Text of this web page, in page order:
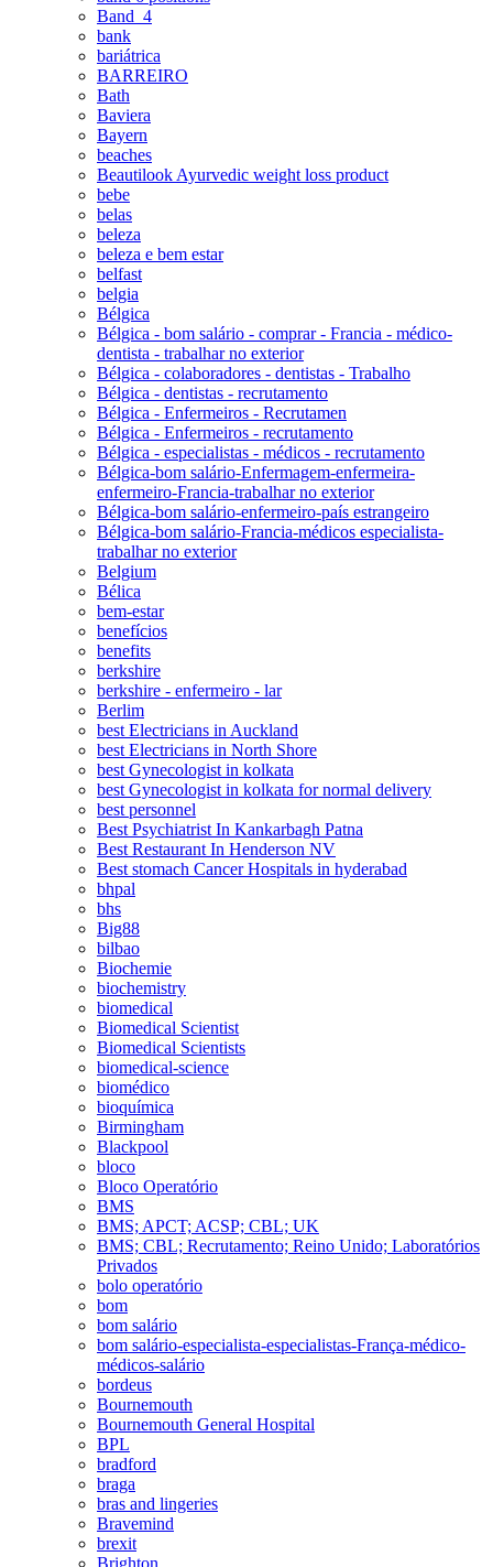
Band_4
bank
bariátrica
BARREIRO
Bath
Baviera
Bayern
beaches
Beautilook Ayurvedic weight loss product
bebe
belas
beleza
beleza e bem estar
belfast
belgia
Bélgica
Bélgica - bom salário - comprar - Francia - médico-
dentista - trabalhar no exterior
Bélgica - colaboradores - dentistas - Trabalho
Bélgica - dentistas - recrutamento
Bélgica - Enfermeiros - Recrutamen
Bélgica - Enfermeiros - recrutamento
Bélgica - especialistas - médicos - recrutamento
Bélgica-bom salário-Enfermagem-enfermeira-
enfermeiro-Francia-trabalhar no exterior
Bélgica-bom salário-enfermeiro-país estrangeiro
Bélgica-bom salário-Francia-médicos especialista-
trabalhar no exterior
Belgium
Bélica
bem-estar
benefícios
benefits
berkshire
berkshire - enfermeiro - lar
Berlim
best Electricians in Auckland
best Electricians in North Shore
best Gynecologist in kolkata
best Gynecologist in kolkata for normal delivery
best personnel
Best Psychiatrist In Kankarbagh Patna
Best Restaurant In Henderson NV
Best stomach Cancer Hospitals in hyderabad
bhpal
bhs
Big88
bilbao
Biochemie
biochemistry
biomedical
Biomedical Scientist
Biomedical Scientists
biomedical-science
biomédico
bioquímica
Birmingham
Blackpool
bloco
Bloco Operatório
BMS
BMS; APCT; ACSP; CBL; UK
BMS; CBL; Recrutamento; Reino Unido; Laboratórios
Privados
bolo operatório
bom
bom salário
bom salário-especialista-especialistas-França-médico-
médicos-salário
bordeus
Bournemouth
Bournemouth General Hospital
BPL
bradford
braga
bras and lingeries
Bravemind
brexit
Brighton